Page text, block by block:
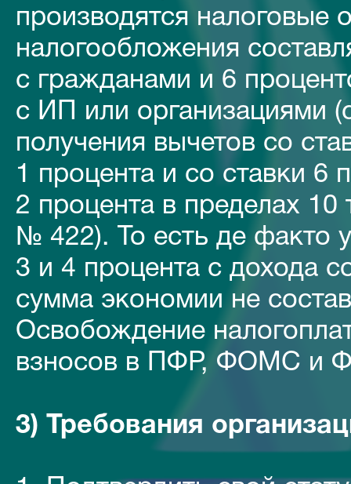
производятся налоговые
налогообложения
с гражданами и 6
с ИП или организациями
получения вычетов со
1 процента и со ставки 6
2 процента в пределах
№ 422). То есть де факто
3 и 4 процента с дохода
сумма экономии не
Освобождение
взносов в ПФР, ФОМС и
3) Требования